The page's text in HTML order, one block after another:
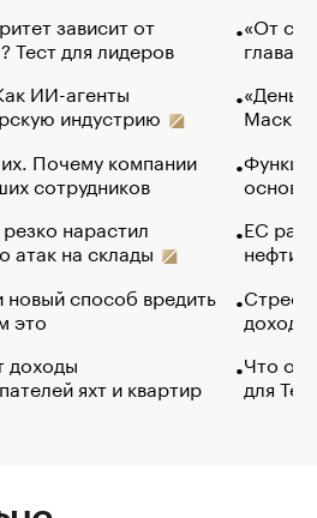
зависит от
Тест для лидеров
ИИ-агенты
индустрию
Почему компании
сотрудников
нарастил
атак на склады
способ вредить
это
доходы
яхт и квартир
«От
глава
Маск в
основ
ЕС
нефти
Что
для